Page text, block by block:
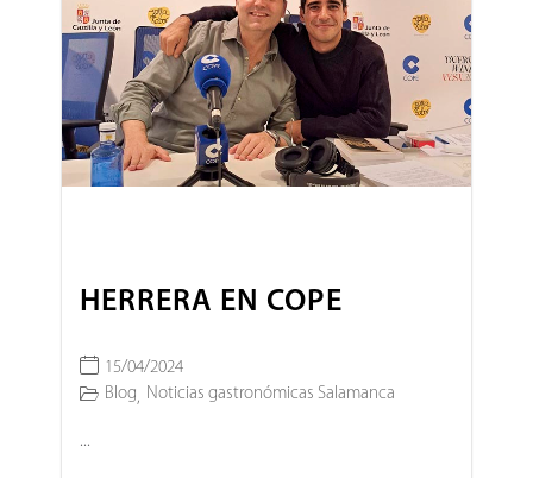
HERRERA EN COPE
15/04/2024
Blog, Noticias gastronómicas Salamanca
...